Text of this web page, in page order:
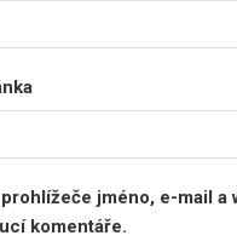
jméno, e-mail a
komentáře.